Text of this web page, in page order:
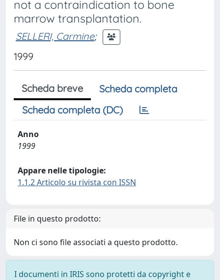
not a contraindication to bone
marrow transplantation.
SELLERI, Carmine;
1999
Scheda breve
Scheda completa
Scheda completa (DC)
Anno
1999
Appare nelle tipologie:
1.1.2 Articolo su rivista con ISSN
File in questo prodotto:
Non ci sono file associati a questo prodotto.
I documenti in IRIS sono protetti da copyright e